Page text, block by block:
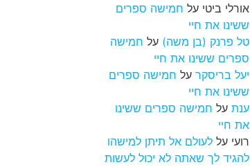
אורלי ביטי על חמישה ספרים
ששינו את חיי
טל פרנק (בן משה) על חמישה
ספרים ששינו את חיי
יעל בריסקר על חמישה ספרים
ששינו את חיי
ענת על חמישה ספרים ששינו
את חיי
רועי עללעולם אל תיתן למישהו
להגיד לך שאתה לא יכול לעשות